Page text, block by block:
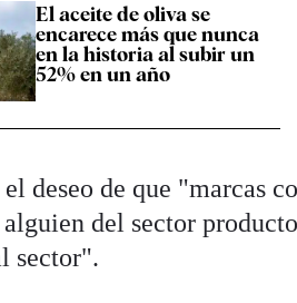
El aceite de oliva se
encarece más que nunca
en la historia al subir un
52% en un año
deseo de que "marcas
del sector
sector".